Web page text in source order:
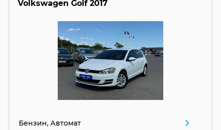
Volkswagen Golf 2017
Бензин, Автомат